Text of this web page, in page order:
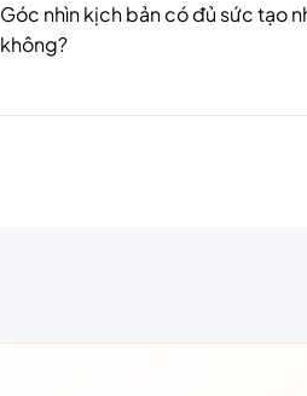
Góc nhìn kịch bản có đủ sức tạo
không?